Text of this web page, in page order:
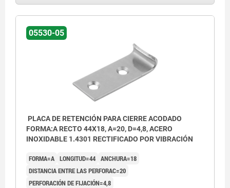
05530-05
PLACA DE RETENCIÓN PARA CIERRE ACODADO
FORMA:A RECTO 44X18, A=20, D=4,8, ACERO
INOXIDABLE 1.4301 RECTIFICADO POR VIBRACIÓN
FORMA=A LONGITUD=44 ANCHURA=18
DISTANCIA ENTRE LAS PERFORAC=20
PERFORACIÓN DE FIJACIÓN=4,8